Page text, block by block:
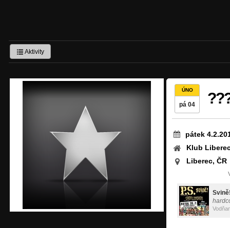
Aktivity
ÚNO
pá 04
pátek
Klub
Liberec, ČR